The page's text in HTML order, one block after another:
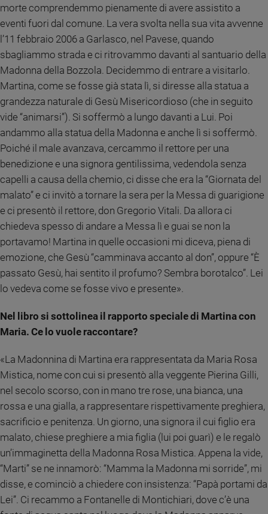
morte comprendemmo pienamente di avere assistito a
eventi fuori dal comune. La vera svolta nella sua vita avvenne
l’11 febbraio 2006 a Garlasco, nel Pavese, quando
sbagliammo strada e ci ritrovammo davanti al santuario della
Madonna della Bozzola. Decidemmo di entrare a visitarlo.
Martina, come se fosse già stata lì, si diresse alla statua a
grandezza naturale di Gesù Misericordioso (che in seguito
vide “animarsi”). Si soffermò a lungo davanti a Lui. Poi
andammo alla statua della Madonna e anche lì si soffermò.
Poiché il male avanzava, cercammo il rettore per una
benedizione e una signora gentilissima, vedendola senza
capelli a causa della chemio, ci disse che era la “Giornata del
malato” e ci invitò a tornare la sera per la Messa di guarigione
e ci presentò il rettore, don Gregorio Vitali. Da allora ci
chiedeva spesso di andare a Messa lì e guai se non la
portavamo! Martina in quelle occasioni mi diceva, piena di
emozione, che Gesù “camminava accanto al don”, oppure “È
passato Gesù, hai sentito il profumo? Sembra borotalco”. Lei
lo vedeva come se fosse vivo e presente».
Nel libro si sottolinea il rapporto speciale di Martina con
Maria. Ce lo vuole raccontare?
«La Madonnina di Martina era rappresentata da Maria Rosa
Mistica, nome con cui si presentò alla veggente Pierina Gilli,
nel secolo scorso, con in mano tre rose, una bianca, una
rossa e una gialla, a rappresentare rispettivamente preghiera,
sacrificio e penitenza. Un giorno, una signora il cui figlio era
malato, chiese preghiere a mia figlia (lui poi guarì) e le regalò
un’immaginetta della Madonna Rosa Mistica. Appena la vide,
“Marti” se ne innamorò: “Mamma la Madonna mi sorride”, mi
disse, e cominciò a chiedere con insistenza: “Papà portami da
Lei”. Ci recammo a Fontanelle di Montichiari, dove c’è una